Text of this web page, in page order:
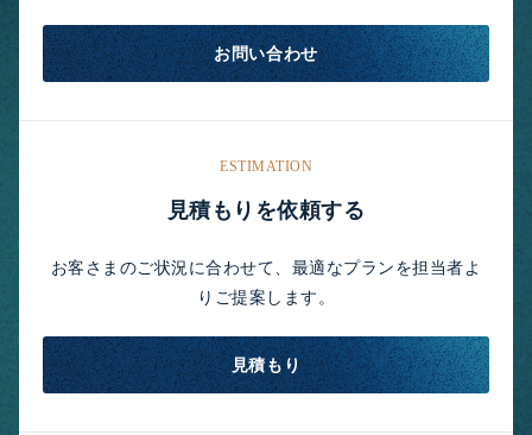
お問い合わせ
ESTIMATION
見積もりを依頼する
お客さまのご状況に合わせて、最適なプランを担当者よ
りご提案します。
見積もり